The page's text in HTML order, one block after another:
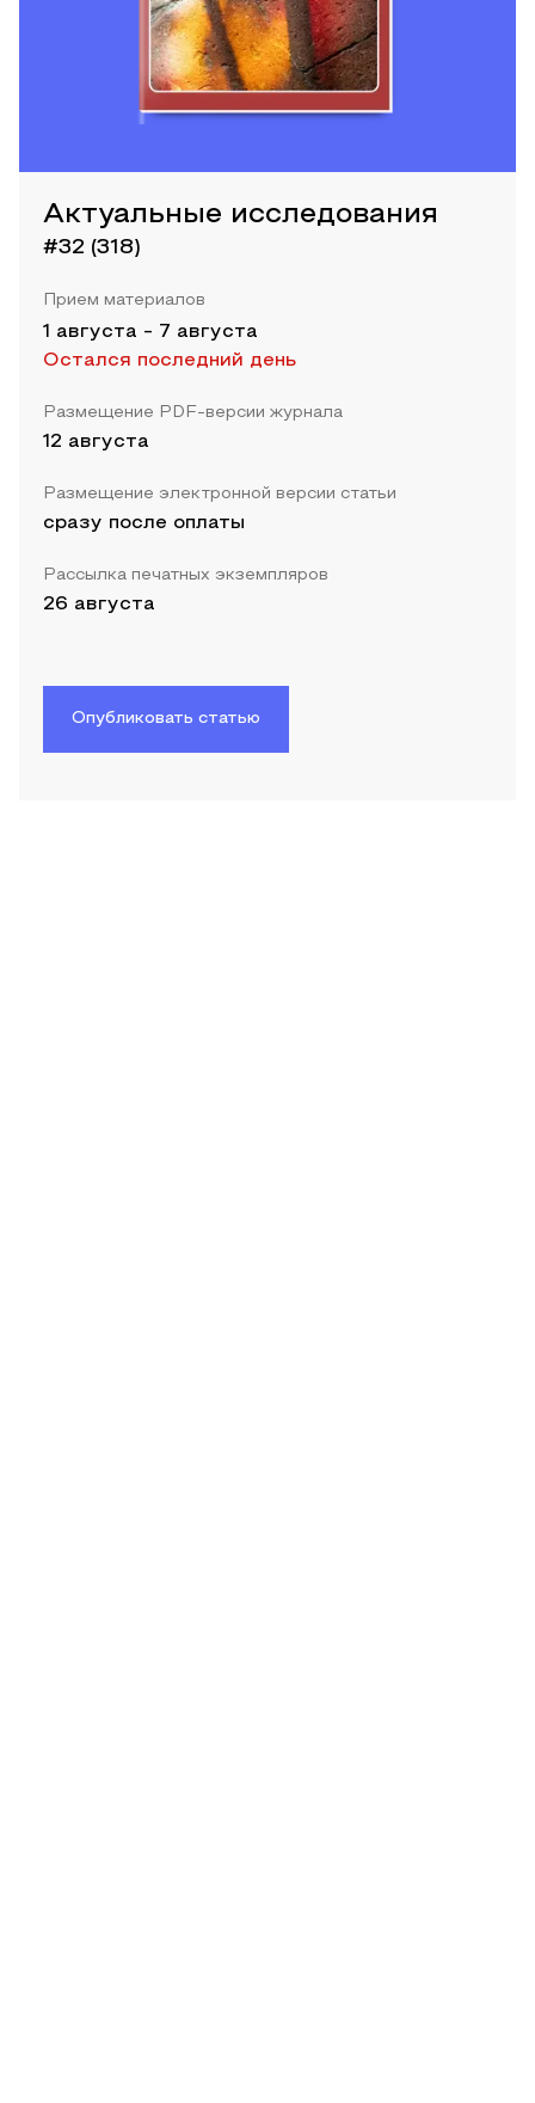
Актуальные исследования
#32 (318)
Прием материалов
1 августа - 7 августа
Остался последний день
Размещение PDF-версии журнала
12 августа
Размещение электронной версии статьи
сразу после оплаты
Рассылка печатных экземпляров
26 августа
Опубликовать статью